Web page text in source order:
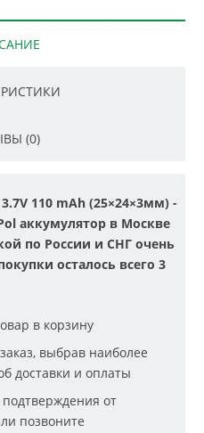
(0)
110 mAh (25×24×3мм) -
аккумулятор в Москве
по России и СНГ очень
осталось всего 3
в корзину
выбрав наиболее
доставки и оплаты
от
позвоните